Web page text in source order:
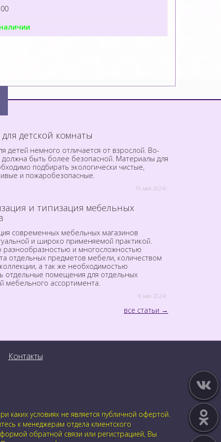
детской комнаты
детей немного отличается от взрослой. Во-
быть более безопасной. Материалы для
подбирать экологически чистые,
и пожаробезопасные.
15 мая 2024г.
и типизация мебельных
современных мебельных магазинов
и широко применяемой практикой.
разнообразностью и многосложностью
отдельных предметов мебели, количеством
а так же необходимостью
отдельные помещения для отдельных
мебельного ассортимента.
8 мая 2024г.
все статьи
Контакты
условиях не является публичной офертой.
к менеджерам отдела клиентского
обратной связи или регистрацией, Вы